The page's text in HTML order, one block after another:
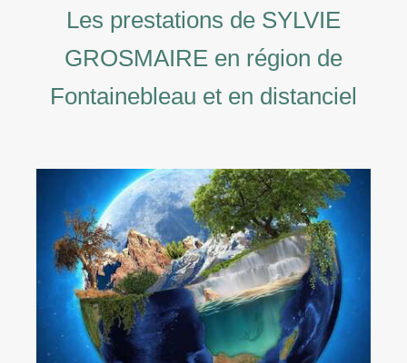
Les prestations de SYLVIE
GROSMAIRE en région de
Fontainebleau et en distanciel